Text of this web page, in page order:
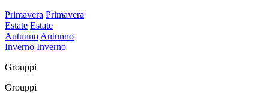
Primavera Primavera
Estate Estate
Autunno Autunno
Inverno Inverno
Grouppi
Grouppi